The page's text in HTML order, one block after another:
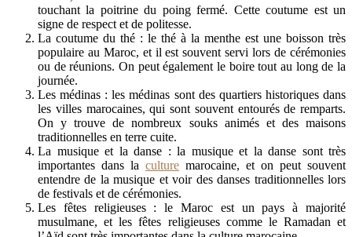
touchant la poitrine du poing fermé. Cette coutume est un
signe de respect et de politesse.
La coutume du thé : le thé à la menthe est une boisson très
populaire au Maroc, et il est souvent servi lors de cérémonies
ou de réunions. On peut également le boire tout au long de la
journée.
Les médinas : les médinas sont des quartiers historiques dans
les villes marocaines, qui sont souvent entourés de remparts.
On y trouve de nombreux souks animés et des maisons
traditionnelles en terre cuite.
La musique et la danse : la musique et la danse sont très
importantes dans la culture marocaine, et on peut souvent
entendre de la musique et voir des danses traditionnelles lors
de festivals et de cérémonies.
Les fêtes religieuses : le Maroc est un pays à majorité
musulmane, et les fêtes religieuses comme le Ramadan et